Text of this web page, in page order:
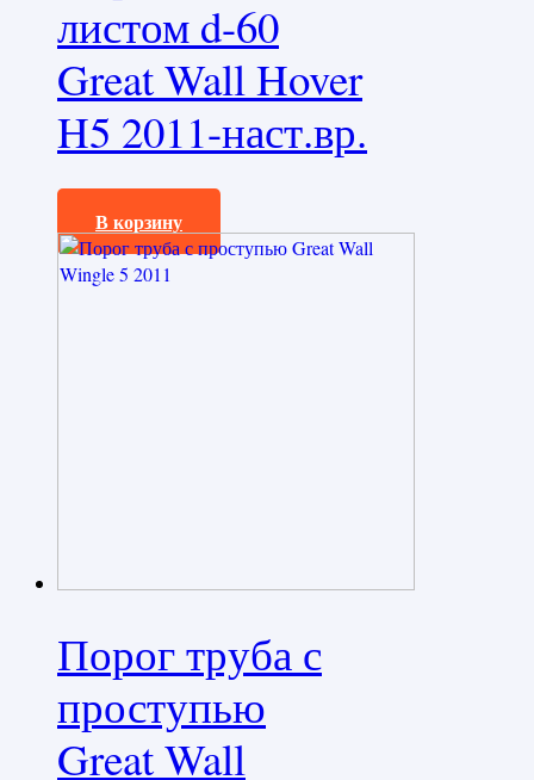
листом d-60
Great Wall Hover
H5 2011-наст.вр.
26760,0₽
В корзину
Порог труба с
проступью
Great Wall